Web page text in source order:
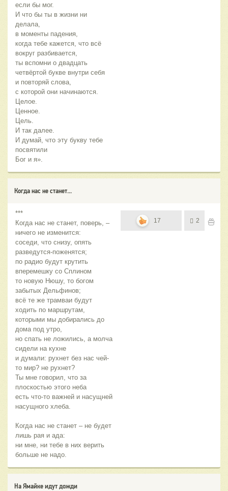
если бы мог.
И что бы ты в жизни ни
делала,
в моменты падения,
когда тебе кажется, что всё
вокруг разбивается,
ты вспомни о двадцать
четвёртой букве внутри себя
и повторяй слова,
с которой они начинаются.
Целое.
Ценное.
Цель.
И так далее.
И думай, что эту букву тебе
посвятили
Бог и я».
Когда нас не станет...
***
Когда нас не станет, поверь, –
ничего не изменится:
соседи, что снизу, опять
разведутся-поженятся;
по радио будут крутить
вперемешку со Сплином
то новую Нюшу, то богом
забытых Дельфинов;
всё те же трамваи будут
ходить по маршрутам,
которыми мы добирались до
дома под утро,
но спать не ложились, а молча
сидели на кухне
и думали: рухнет без нас чей-
то мир? не рухнет?
Ты мне говорил, что за
плоскостью этого неба
есть что-то важней и насущней
насущного хлеба.
Когда нас не станет – не будет
лишь рая и ада:
ни мне, ни тебе в них верить
больше не надо.
17 2
На Ямайке идут дожди